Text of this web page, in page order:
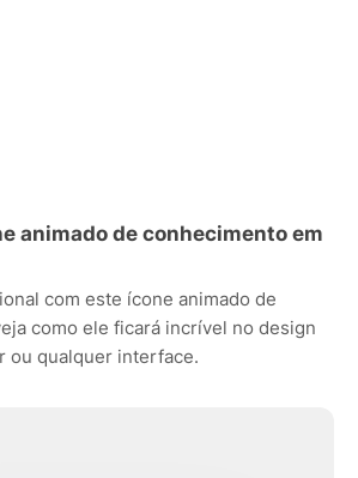
animado de conhecimento em
com este ícone animado de
como ele ficará incrível no design
ou qualquer interface.